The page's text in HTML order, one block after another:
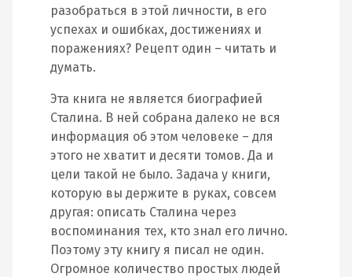
разобраться в этой личности, в его
успехах и ошибках, достижениях и
поражениях? Рецепт один – читать и
думать.
Эта книга не является биографией
Сталина. В ней собрана далеко не вся
информация об этом человеке – для
этого не хватит и десяти томов. Да и
цели такой не было. Задача у книги,
которую вы держите в руках, совсем
другая: описать Сталина через
воспоминания тех, кто знал его лично.
Поэтому эту книгу я писал не один.
Огромное количество простых людей